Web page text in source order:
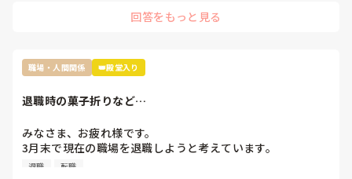
まだ一年目なんですから、他の看護師の仕事をフォローする必
ぜせいさんが手を貸さないといけないんですか？
そこまで人の揚げ足取りが好きな看護師が多いと、せいさんが
正直努力するなら、ご自身の看護師としての成長のために、そ
の力を使ってほしいです。
好きな先輩たちにそう思われている事がつらくてたまりませ
が非常に辛いです。物覚えの悪い自分が悪いのですが、本当
に自分でも知らなかった事を言われるのでどう答えていいの
か分かりません。これは本当によくない自分の癖なのです
が、そのせいで分からないこともわからないと言えないまま
にしてしまうことが多いです。
自分でも萎縮してしまっているのが分かります。まだこの職
場で成長していきたいとは思っていますが、どうしても辛い
です。
今では確認をしつこいくらいするようにしたらずいぶん減りま
ています。
成長はゆっくりでもいいんです。他人と比べるよりも、昨日の
たです。
りをしたらいいと思います。できなかった事以外にもこれはで
きた、分かったということもあれば自己肯定感にも繋がるんじ
ゃないかと(*^^*)。
回答をもっと見る
職場・人間関係 👑殿堂入り
退職時の菓子折りなど…
みなさま、お疲れ様です。
3月末で現在の職場を退職しようと考えています。
現在の職場は比較的居心地はよく、キャリアアップのために
退職 転職